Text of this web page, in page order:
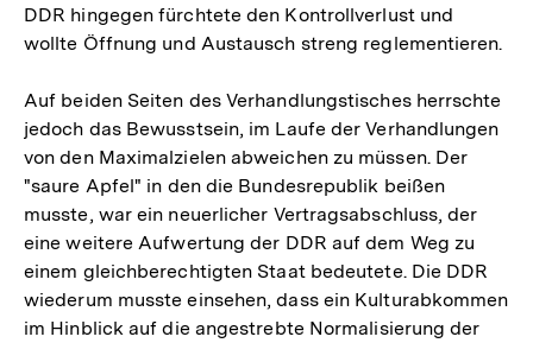
DDR hingegen fürchtete den Kontrollverlust und
wollte Öffnung und Austausch streng reglementieren.
Auf beiden Seiten des Verhandlungstisches herrschte
jedoch das Bewusstsein, im Laufe der Verhandlungen
von den Maximalzielen abweichen zu müssen. Der
"saure Apfel" in den die Bundesrepublik beißen
musste, war ein neuerlicher Vertragsabschluss, der
eine weitere Aufwertung der DDR auf dem Weg zu
einem gleichberechtigten Staat bedeutete. Die DDR
wiederum musste einsehen, dass ein Kulturabkommen
im Hinblick auf die angestrebte Normalisierung der